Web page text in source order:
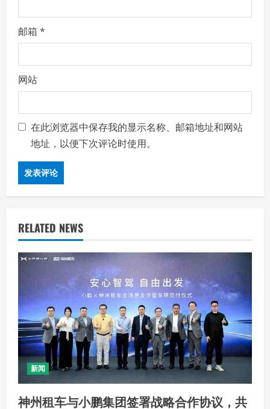
邮箱 *
网站
在此浏览器中保存我的显示名称、邮箱地址和网站
地址，以便下次评论时使用。
RELATED NEWS
新闻
神州租车与小鹏集团签署战略合作协议，共